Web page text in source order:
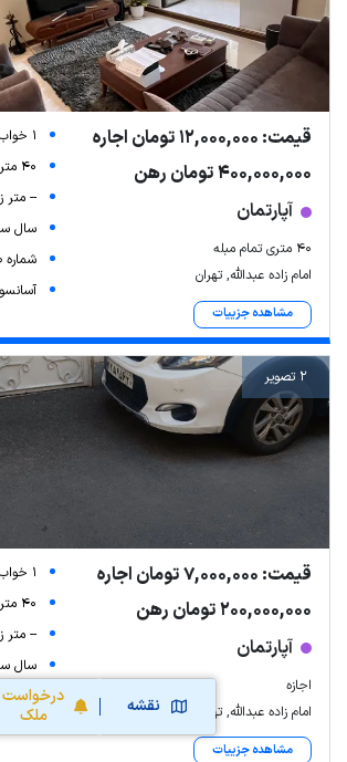
نقشه
درخواست
ملک
قیمت: 12,000,000 تومان اجاره
400,000,000 تومان رهن
آپارتمان
۴۰ متری تمام مبله
امام زاده عبدالله, تهران
مشاهده جزییات
1 خواب
40 متر زیربنا
-- متر
سال
شماره
2 تصویر
قیمت: 7,000,000 تومان اجاره
200,000,000 تومان رهن
آپارتمان
اجازه
امام زاده عبدالله, تهران
مشاهده جزییات
1 خواب
40 متر زیربنا
-- متر
سال
شماره